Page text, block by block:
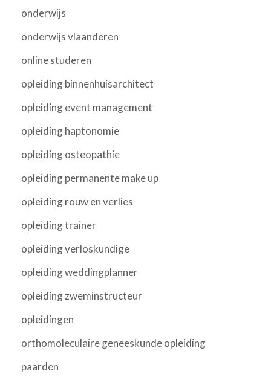
onderwijs
onderwijs vlaanderen
online studeren
opleiding binnenhuisarchitect
opleiding event management
opleiding haptonomie
opleiding osteopathie
opleiding permanente make up
opleiding rouw en verlies
opleiding trainer
opleiding verloskundige
opleiding weddingplanner
opleiding zweminstructeur
opleidingen
orthomoleculaire geneeskunde opleiding
paarden